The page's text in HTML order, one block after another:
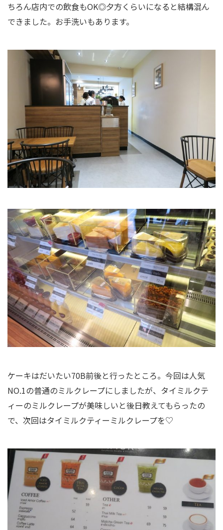
ちろん店内での飲食もOK◎夕方くらいになると結構混ん
できました。お手洗いもあります。
ケーキはだいたい70B前後と行ったところ。今回は人気
NO.1の普通のミルクレープにしましたが、タイミルクテ
ィーのミルクレープが美味しいと後日教えてもらったの
で、次回はタイミルクティーミルクレープを♡